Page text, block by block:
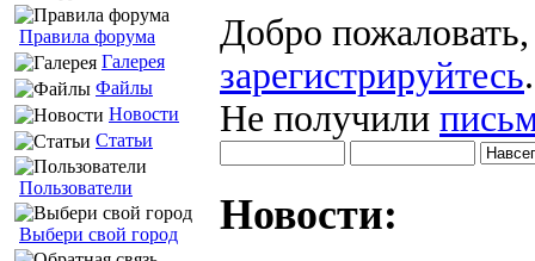
Правила форума
Галерея
Файлы
Новости
Статьи
Пользователи
Выбери свой город
Добро
зарегистрируйтесь.
Не получили
Новости: